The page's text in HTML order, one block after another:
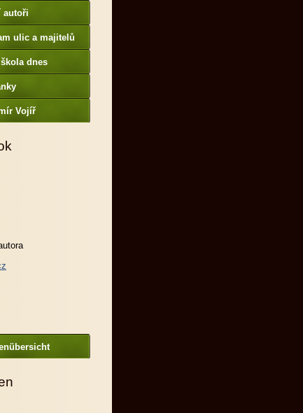
autoři
ulic a majitelů
dnes
Vojíř